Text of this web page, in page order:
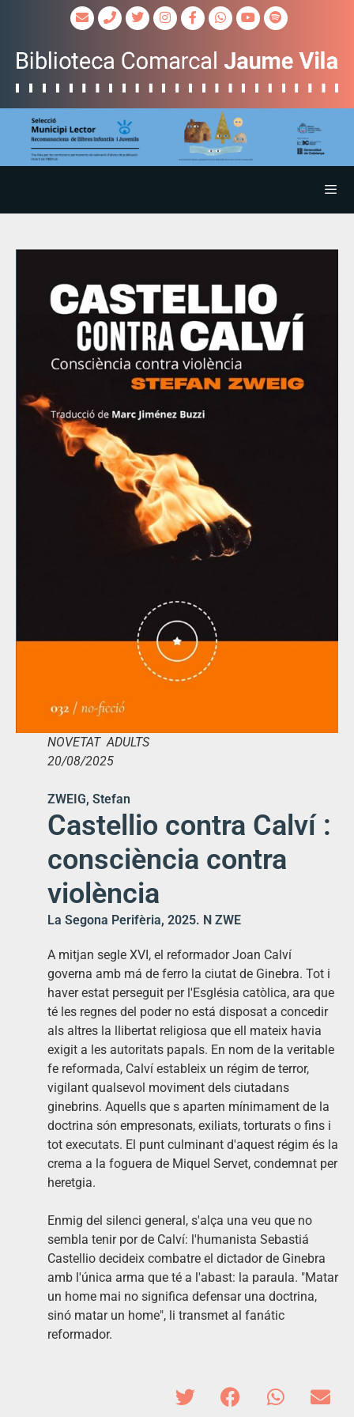
NOVETAT ADULTS
20/08/2025
ZWEIG, Stefan
Castellio contra Calví :
consciència contra
violència
La Segona Perifèria, 2025. N ZWE
A mitjan segle XVI, el reformador Joan Calví
governa amb má de ferro la ciutat de Ginebra. Tot i
haver estat perseguit per l'Església catòlica, ara que
té les regnes del poder no está disposat a concedir
als altres la llibertat religiosa que ell mateix havia
exigit a les autoritats papals. En nom de la veritable
fe reformada, Calví estableix un régim de terror,
vigilant qualsevol moviment dels ciutadans
ginebrins. Aquells que s aparten mínimament de la
doctrina són empresonats, exiliats, torturats o fins i
tot executats. El punt culminant d'aquest régim és la
crema a la foguera de Miquel Servet, condemnat per
heretgia.
Enmig del silenci general, s'alça una veu que no
sembla tenir por de Calví: l'humanista Sebastiá
Castellio decideix combatre el dictador de Ginebra
amb l'única arma que té a l'abast: la paraula. "Matar
un home mai no significa defensar una doctrina,
sinó matar un home", li transmet al fanátic
reformador.